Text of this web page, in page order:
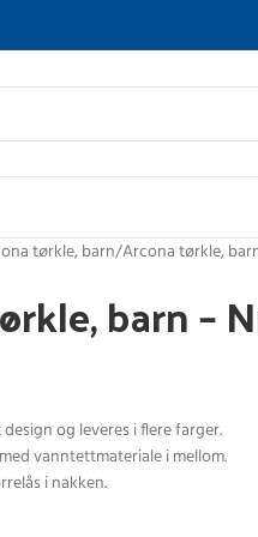
tørkle, barn Arcona tørkle,
barn –
og leveres i flere farger.
vanntettmateriale i mellom.
i nakken.